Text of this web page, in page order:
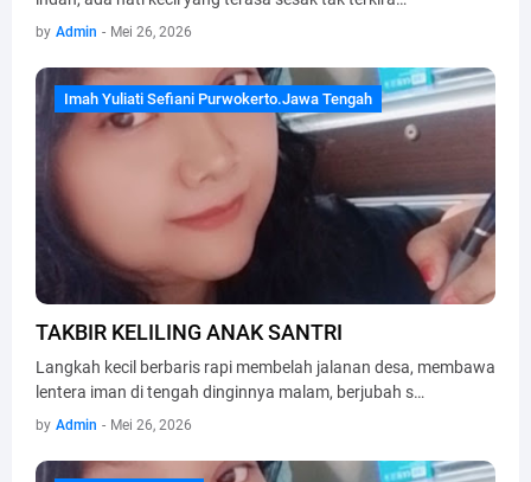
by Admin - Mei 26, 2026
Imah Yuliati Sefiani Purwokerto.Jawa Tengah
Imah Yuliati Sefiani Purwokerto.Jawa Tengah
TAKBIR KELILING ANAK SANTRI
Langkah kecil berbaris rapi membelah jalanan desa, membawa
lentera iman di tengah dinginnya malam, berjubah s…
by Admin - Mei 26, 2026